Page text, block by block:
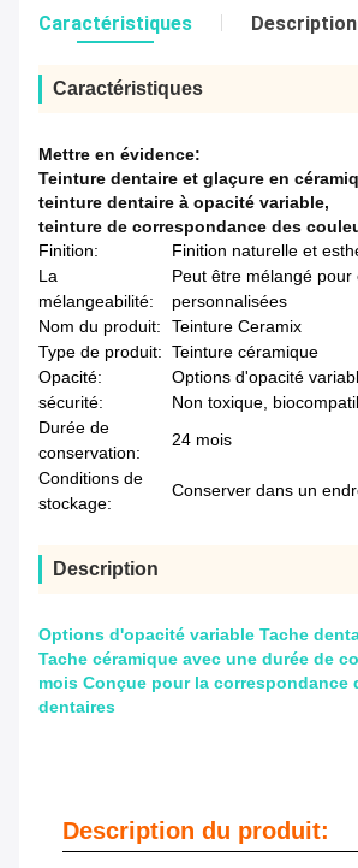
Caractéristiques Description
Caractéristiques
Mettre en évidence:
Teinture dentaire et glaçure en
teinture dentaire à opacité variable,
teinture de correspondance des
Finition:
Finition naturelle et
La
mélangeabilité:
Peut être mélangé
personnalisées
Nom du produit:
Teinture Ceramix
Type de produit: Teinture céramique
Opacité:
Options d'opacité
sécurité:
Non toxique,
Durée de
conservation:
24 mois
Conditions de
stockage:
Conserver dans un
Description
Options d'opacité variable Tache
Tache céramique avec une durée de
mois Conçue pour la correspondance
dentaires
Description du produit: